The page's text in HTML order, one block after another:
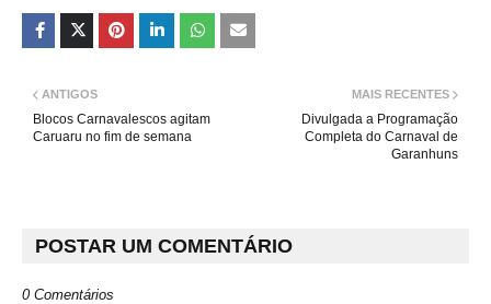
MAIS RECENTES
Divulgada a Programação
Completa do Carnaval de
Garanhuns
ANTIGOS
Blocos Carnavalescos agitam
Caruaru no fim de semana
POSTAR UM COMENTÁRIO
0 Comentários